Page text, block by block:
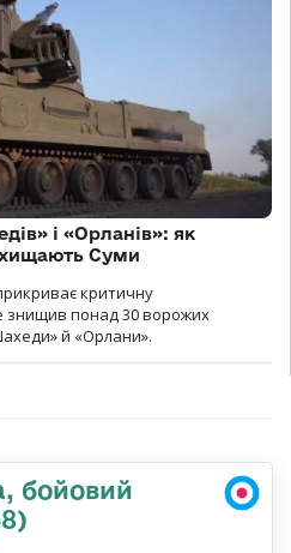
і «Орланів»: як
Суми
критичну
знищив понад 30 ворожих
й «Орлани».
бойовий